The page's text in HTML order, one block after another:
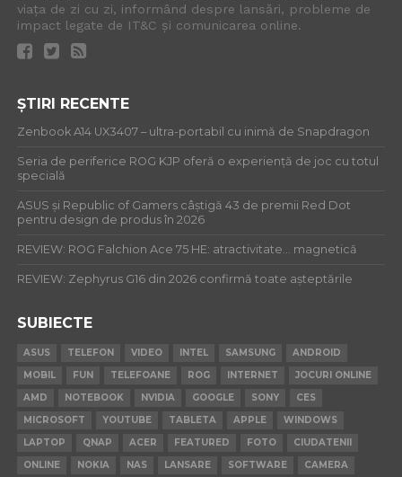
viața de zi cu zi, informând despre lansări, probleme de
impact legate de IT&C și comunicarea online.
ȘTIRI RECENTE
Zenbook A14 UX3407 – ultra-portabil cu inimă de Snapdragon
Seria de periferice ROG KJP oferă o experiență de joc cu totul
specială
ASUS și Republic of Gamers câștigă 43 de premii Red Dot
pentru design de produs în 2026
REVIEW: ROG Falchion Ace 75 HE: atractivitate… magnetică
REVIEW: Zephyrus G16 din 2026 confirmă toate așteptările
SUBIECTE
ASUS TELEFON VIDEO INTEL SAMSUNG
ANDROID
MOBIL
FUN TELEFOANE ROG INTERNET
JOCURI ONLINE
AMD
NOTEBOOK NVIDIA GOOGLE SONY
CES
MICROSOFT
YOUTUBE TABLETA APPLE
WINDOWS
LAPTOP
QNAP ACER FEATURED FOTO
CIUDATENII
ONLINE
NOKIA NAS LANSARE SOFTWARE CAMERA